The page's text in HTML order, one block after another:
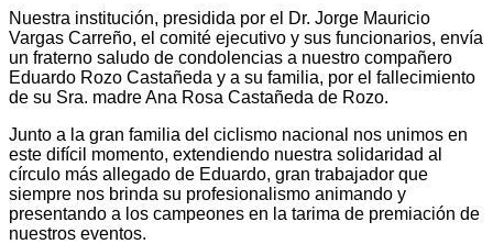
Nuestra institución, presidida por el Dr. Jorge Mauricio
Vargas Carreño, el comité ejecutivo y sus funcionarios, envía
un fraterno saludo de condolencias a nuestro compañero
Eduardo Rozo Castañeda y a su familia, por el fallecimiento
de su Sra. madre Ana Rosa Castañeda de Rozo.
Junto a la gran familia del ciclismo nacional nos unimos en
este difícil momento, extendiendo nuestra solidaridad al
círculo más allegado de Eduardo, gran trabajador que
siempre nos brinda su profesionalismo animando y
presentando a los campeones en la tarima de premiación de
nuestros eventos.